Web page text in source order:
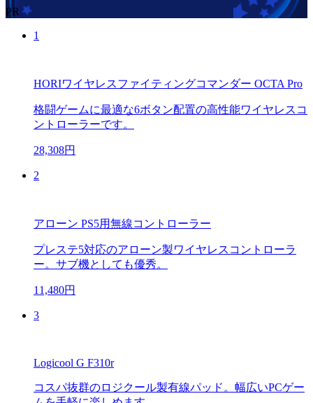
PR
1
HORIワイヤレスファイティングコマンダー OCTA Pro
格闘ゲームに最適な6ボタン配置の高性能ワイヤレスコ
ントローラーです。
28,308円
2
アローン PS5用無線コントローラー
プレステ5対応のアローン製ワイヤレスコントローラ
ー。サブ機としても優秀。
11,480円
3
Logicool G F310r
コスパ抜群のロジクール製有線パッド。幅広いPCゲー